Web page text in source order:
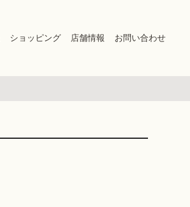
ショッピング 店舗情報 お問い合わせ